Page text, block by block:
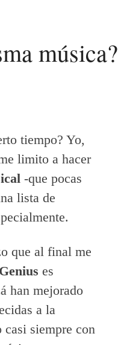
música?
tiempo? Yo,
limito a hacer
-que pocas
lista de
que al final me
es
han mejorado
a la
casi siempre con